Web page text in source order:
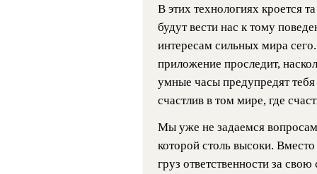
В этих технологиях кроется
будут вести нас к тому
интересам сильных мира
приложение проследит,
умные часы предупредят
счастлив в том мире, где
Мы уже не задаемся
которой столь высоки.
груз ответственности за